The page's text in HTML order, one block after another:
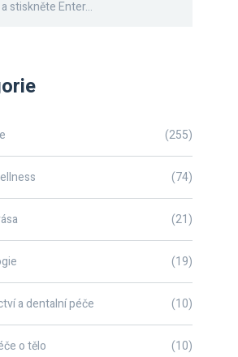
(255)
(74)
(21)
(19)
a dentalní péče (10)
o tělo (10)